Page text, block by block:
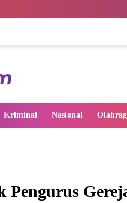
ASN
Kriminal Nasional